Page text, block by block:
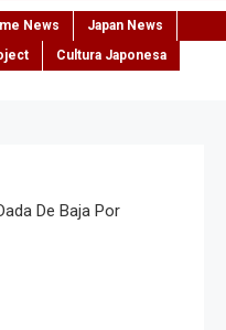
News
Japan News
Cultura Japonesa
De Baja Por